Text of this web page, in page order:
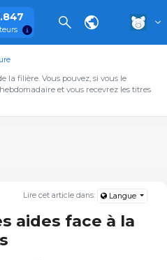
la filière. Vous pouvez, si vous le
et vous recevrez les titres
Lire cet article dans: Langue
aides face à la